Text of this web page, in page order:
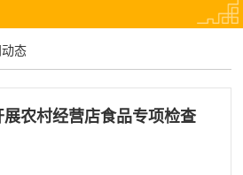
态
农村经营店食品专项检查